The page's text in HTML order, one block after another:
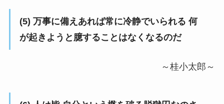
(5) 万事に備えあれば常に冷静でいられる 何
が起きようと臆することはなくなるのだ
～桂小太郎～